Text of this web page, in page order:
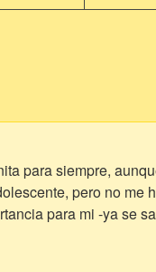
para siempre,
pero no me
para mi -ya se